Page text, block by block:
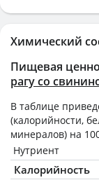
Химический
Пищевая
рагу со
В таблице
(калорийности,
минералов) на
Нутриент
Калорийность